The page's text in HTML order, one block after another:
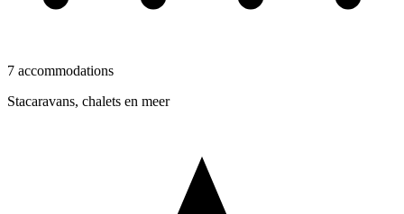
7 accommodations
Stacaravans, chalets en meer